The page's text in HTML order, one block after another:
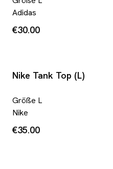
Adidas
€30.00
Nike Tank Top (L)
Größe L
Nike
€35.00